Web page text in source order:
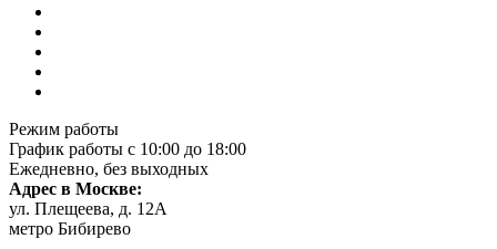
Режим работы
График работы с 10:00 до 18:00
Ежедневно, без выходных
Адрес в Москве:
ул. Плещеева, д. 12А
метро Бибирево